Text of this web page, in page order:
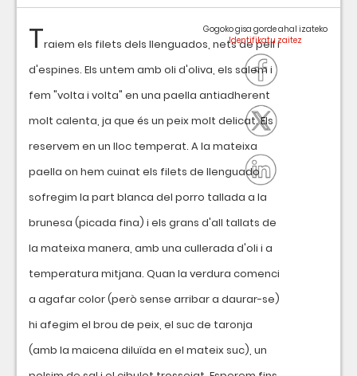
Traiem els filets dels llenguados, nets de pell i
d'espines. Els untem amb oli d'oliva, els salem i
fem "volta i volta" en una paella antiadherent
molt calenta, ja que és un peix molt delicat. Els
reservem en un lloc temperat. A la mateixa
paella on hem cuinat els filets de llenguado
sofregim la part blanca del porro tallada a la
brunesa (picada fina) i els grans d'all tallats de
la mateixa manera, amb una cullerada d'oli i a
temperatura mitjana. Quan la verdura comenci
a agafar color (però sense arribar a daurar-se)
hi afegim el brou de peix, el suc de taronja
(amb la maicena diluïda en el mateix suc), un
Gogoko gisa gorde ahal izateko